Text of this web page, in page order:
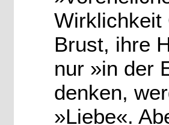
Wirklichkeit
Brust, ihre
nur »in der
denken,
»Liebe«.